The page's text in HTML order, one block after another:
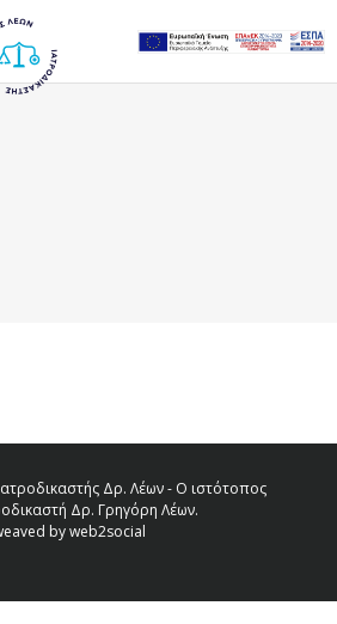
Δρ. Λέων - Ο ιστότοπος
Δρ. Γρηγόρη Λέων.
byweb2social